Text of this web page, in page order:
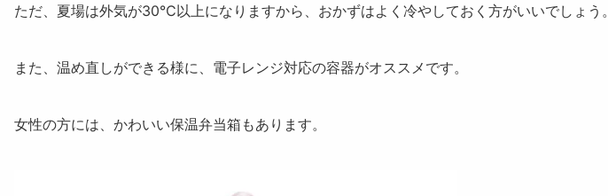
ただ、夏場は外気が30℃以上になりますから、おかずはよく冷やしておく方がいいでしょう。
また、 温め直しができる様に、電子レンジ対応の容器がオススメ です。
女性の方には、かわいい保温弁当箱もあります。